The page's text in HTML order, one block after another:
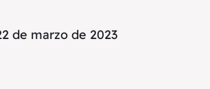
de marzo de 2023